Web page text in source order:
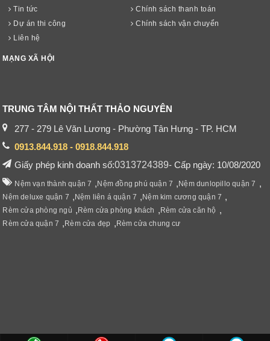
Tin tức
Dự án thi công
Liên hệ
Chính sách thanh toán
Chính sách vận chuyển
MẠNG XÃ HỘI
TRUNG TÂM NỘI THẤT THẢO NGUYÊN
277 - 279 Lê Văn Lương - Phường Tân Hưng - TP. HCM
0913.844.918 - 0918.844.918
Giấy phép kinh doanh số:0313724389- Cấp ngày: 10/08/2020
Nệm vạn thành quận 7 , Nệm đồng phú quận 7 , Nệm dunlopillo quận 7 ,
Nệm deluxe quận 7 , Nệm liên á quận 7 , Nệm kim cương quận 7 ,
Rèm cửa phòng ngủ , Rèm cửa phòng khách , Rèm cửa căn hộ ,
Rèm cửa quận 7 , Rèm cửa đẹp , Rèm cửa chung cư